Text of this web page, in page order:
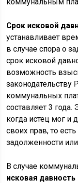
Срок исковой
устанавливает
в случае спора о
срок исковой
возможность
законодательству
коммунальных
составляет 3 года.
когда истец мог и
своих прав, то
задолженности
В случае
исковая